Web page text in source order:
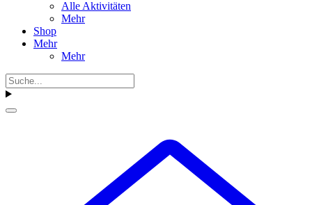
Alle Aktivitäten
Mehr
Shop
Mehr
Mehr